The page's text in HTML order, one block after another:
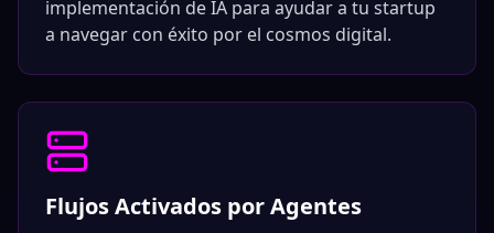
implementación de IA para ayudar a tu startup
a navegar con éxito por el cosmos digital.
Flujos Activados por Agentes